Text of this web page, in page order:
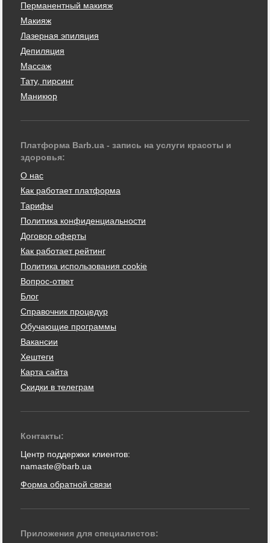
Перманентный макияж
Макияж
Лазерная эпиляция
Депиляция
Массаж
Тату, пирсинг
Маникюр
Платформа Barb.ua - запись на услуги красоты и
здоровья:
О нас
Как работает платформа
Тарифы
Политика конфиденциальности
Договор оферты
Как работает рейтинг
Политика использования cookie
Вопрос-ответ
Блог
Справочник процедур
Обучающие программы
Вакансии
Хештеги
Карта сайта
Скидки в телеграм
Контакты:
Центр поддержки клиентов:
namaste@barb.ua
Форма обратной связи
Приложения для специалистов: